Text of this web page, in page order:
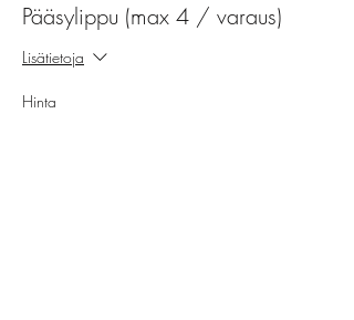
Pääsylippu (max 4 / varaus)
Lisätietoja
Hinta